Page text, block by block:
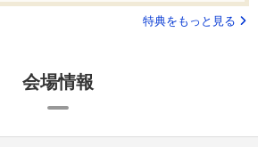
特典をもっと見る
会場情報